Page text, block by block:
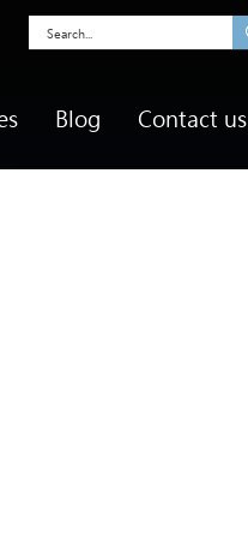
Blog Contact us